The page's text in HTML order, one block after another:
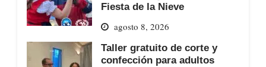
Fiesta de la Nieve
agosto 8, 2026
Taller gratuito de corte y
confección para adultos